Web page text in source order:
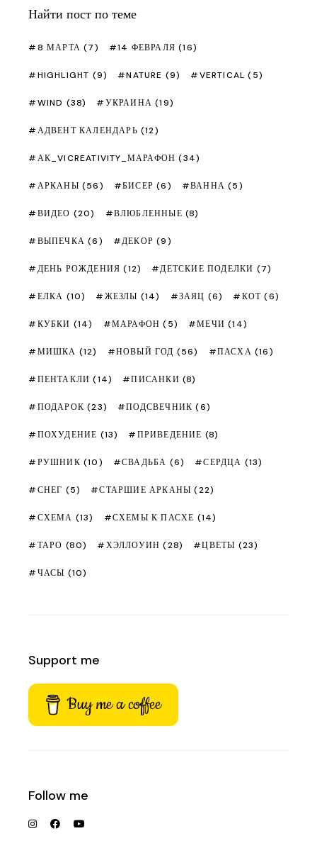
Найти пост по теме
8 МАРТА (7) 14 ФЕВРАЛЯ (16)
HIGHLIGHT (9) NATURE (9) VERTICAL (5)
WIND (38) УКРАИНА (19)
АДВЕНТ КАЛЕНДАРЬ (12)
АК_VICREATIVITY_МАРАФОН (34)
АРКАНЫ (56) БИСЕР (6) ВАННА (5)
ВИДЕО (20) ВЛЮБЛЕННЫЕ (8)
ВЫПЕЧКА (6) ДЕКОР (9)
ДЕНЬ РОЖДЕНИЯ (12) ДЕТСКИЕ ПОДЕЛКИ (7)
ЕЛКА (10) ЖЕЗЛЫ (14) ЗАЯЦ (6) КОТ (6)
КУБКИ (14) МАРАФОН (5) МЕЧИ (14)
МИШКА (12) НОВЫЙ ГОД (56) ПАСХА (16)
ПЕНТАКЛИ (14) ПИСАНКИ (8)
ПОДАРОК (23) ПОДСВЕЧНИК (6)
ПОХУДЕНИЕ (13) ПРИВЕДЕНИЕ (8)
РУШНИК (10) СВАДЬБА (6) СЕРДЦА (13)
СНЕГ (5) СТАРШИЕ АРКАНЫ (22)
СХЕМА (13) СХЕМЫ К ПАСХЕ (14)
ТАРО (80) ХЭЛЛОУИН (28) ЦВЕТЫ (23)
ЧАСЫ (10)
Support me
Buy me a coffee
Follow me